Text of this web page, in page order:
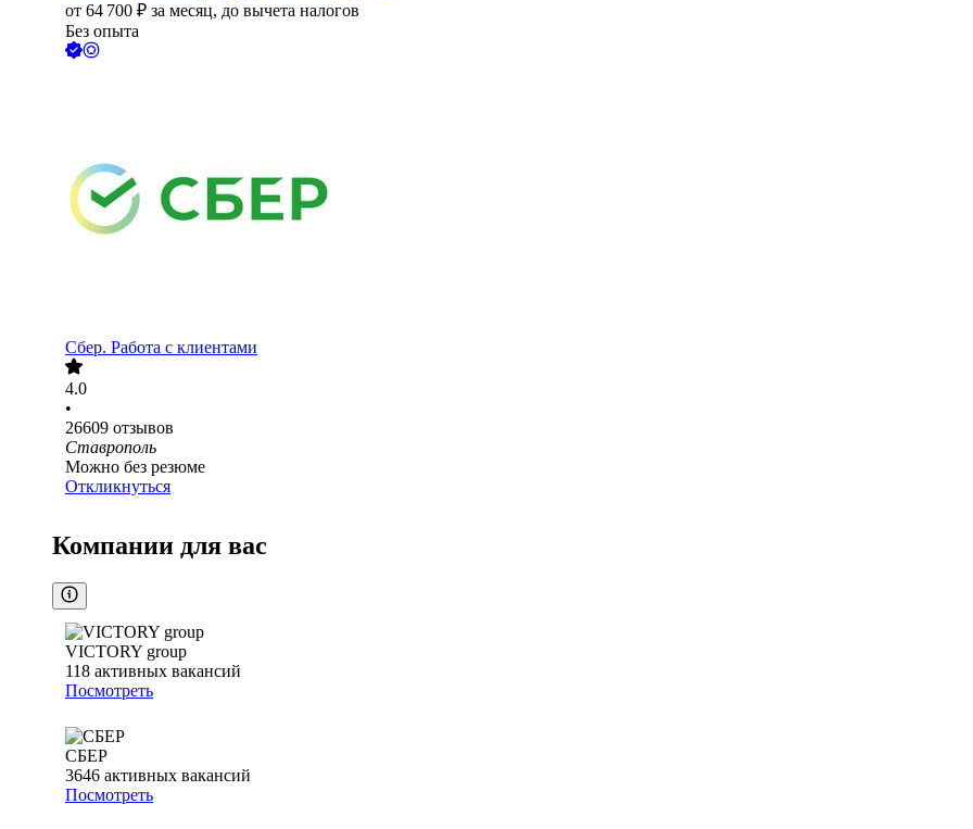
от 64 700 ₽ за месяц, до вычета налогов
Без опыта
Сбер. Работа с клиентами
4.0
•
26609 отзывов
Ставрополь
Можно без резюме
Откликнуться
Компании для вас
VICTORY group
118 активных вакансий
Посмотреть
СБЕР
3646 активных вакансий
Посмотреть